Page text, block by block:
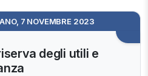
7 NOVEMBRE 2023
degli utili e